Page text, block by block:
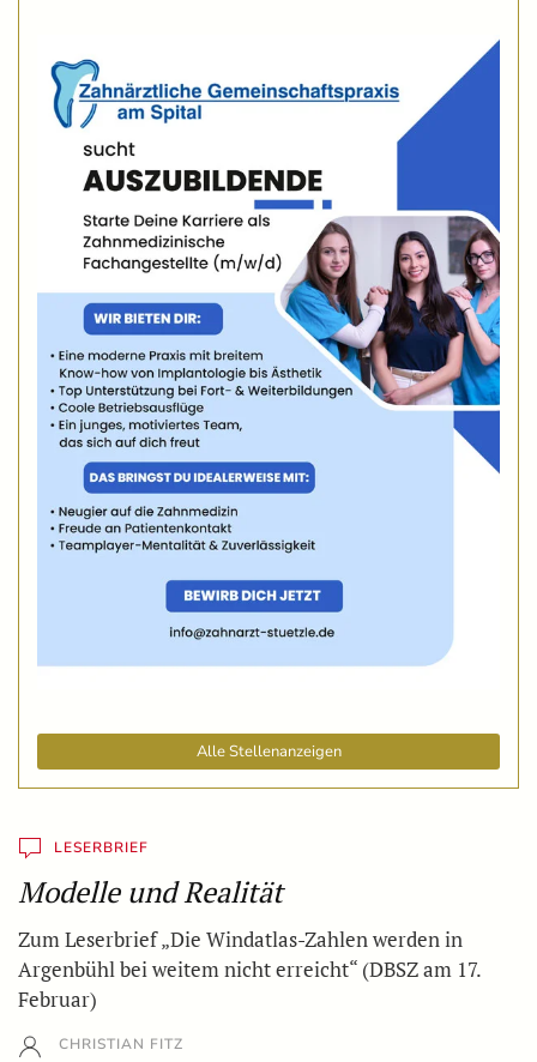
Alle Stellenanzeigen
LESERBRIEF
Modelle und Realität
Zum Leserbrief „Die Windatlas-Zahlen werden in
Argenbühl bei weitem nicht erreicht“ (DBSZ am 17.
Februar)
CHRISTIAN FITZ